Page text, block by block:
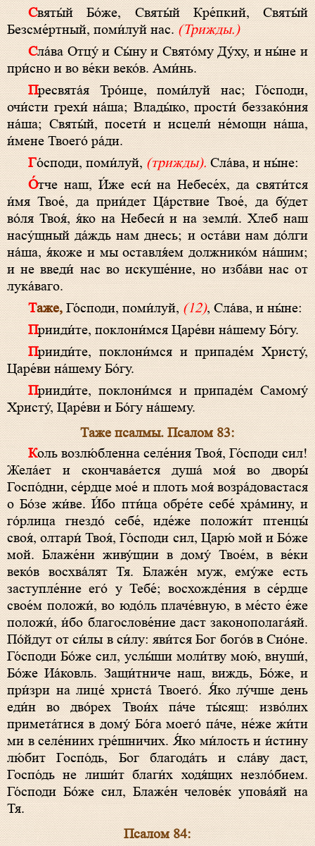
Святы́й Бо́же, Святы́й Кре́пкий, Святы́й
Безсме́ртный, поми́луй нас.(Трижды.)
Сла́ва Отцу́ и Сы́ну и Свято́му Ду́ху, и ны́не и
при́сно и во ве́ки веко́в. Ами́нь.
Пресвята́я Тро́ице, поми́луй нас; Го́споди,
очи́сти грехи́ на́ша; Влады́ко, прости́ беззако́ния
на́ша; Святы́й, посети́ и исцели́ не́мощи на́ша,
и́мене Твоего́ ра́ди.
Го́споди, поми́луй,(трижды).Сла́ва, и ны́не:
О́тче наш, И́же еси́ на Небесе́х, да святи́тся
и́мя Твое́, да прии́дет Ца́рствие Твое́, да бу́дет
во́ля Твоя́, я́ко на Небеси́ и на земли́. Хлеб наш
насу́щный да́ждь нам днесь; и оста́ви нам до́лги
на́ша, я́коже и мы оставля́ем должнико́м на́шим;
и не введи́ нас во искуше́ние, но изба́ви нас от
лука́ваго.
Таже,Го́споди, поми́луй,(12), Сла́ва, и ны́не:
Прииди́те, поклони́мся Царе́ви на́шему Бо́гу.
Прииди́те, поклони́мся и припаде́м Христу́,
Царе́ви на́шему Бо́гу.
Прииди́те, поклони́мся и припаде́м Самому́
Христу́, Царе́ви и Бо́гу на́шему.
Таже псалмы. Псалом 83:
Коль возлю́бленна селе́ния Твоя́, Го́споди сил!
Жела́ет и скончава́ется душа́ моя́ во дворы́
Госпо́дни, се́рдце мое́ и плоть моя́ возра́довастася
о Бо́зе жи́ве. И́бо пти́ца обре́те себе́ хра́мину, и
го́рлица гнездо́ себе́, иде́же положи́т птенцы́
своя́, олтари́ Твоя́, Го́споди сил, Царю́ мой и Бо́же
мой. Блаже́ни живу́щии в дому́ Твое́м, в ве́ки
веко́в восхва́лят Тя. Блаже́н муж, eму́же есть
заступле́ние eго́ у Тебе́; восхожде́ния в се́рдце
свое́м положи́, во юдо́ль плаче́вную, в ме́сто е́же
положи́, и́бо благослове́ние даст законополага́яй.
По́йдут от си́лы в си́лу: яви́тся Бог бого́в в Сио́не.
Го́споди Бо́же сил, услы́ши моли́тву мою́, внуши́,
Бо́же Иа́ковль. Защи́тниче наш, виждь, Бо́же, и
при́зри на лице́ христа́ Твоего́. Я́ко лу́чше день
еди́н во дво́рех Твои́х па́че ты́сящ: изво́лих
примета́тися в дому́ Бо́га моего́ па́че, не́же жи́ти
ми в селе́ниих гре́шничих. Я́ко ми́лость и и́стину
лю́бит Госпо́дь, Бог благода́ть и сла́ву даст,
Госпо́дь не лиши́т благи́х ходя́щих незло́бием.
Го́споди Бо́же сил, Блаже́н челове́к упова́яй на
Тя.
Псалом 84: